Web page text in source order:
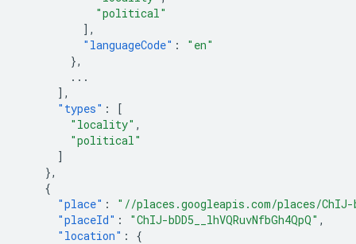
"political"
],
"languageCode" :
"en"
},
...
],
"types" :
[
"locality" ,
"political"
]
},
{
"place" :
"//places.googleapis.com/places/ChIJ-
"placeId" : "ChIJ-bDD5__lhVQRuvNfbGh4QpQ" ,
"location" :
{